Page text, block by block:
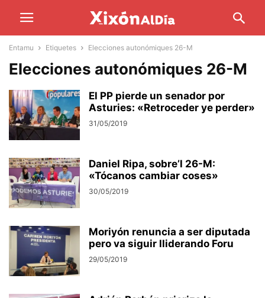
Entamu Etiquetes Elecciones autonómiques 26-M
Elecciones autonómiques 26-M
El PP pierde un senador por
Asturies: «Retroceder ye perder»
31/05/2019
Daniel Ripa, sobre’l 26-M:
«Tócanos cambiar coses»
30/05/2019
Moriyón renuncia a ser diputada
pero va siguir lliderando Foru
29/05/2019